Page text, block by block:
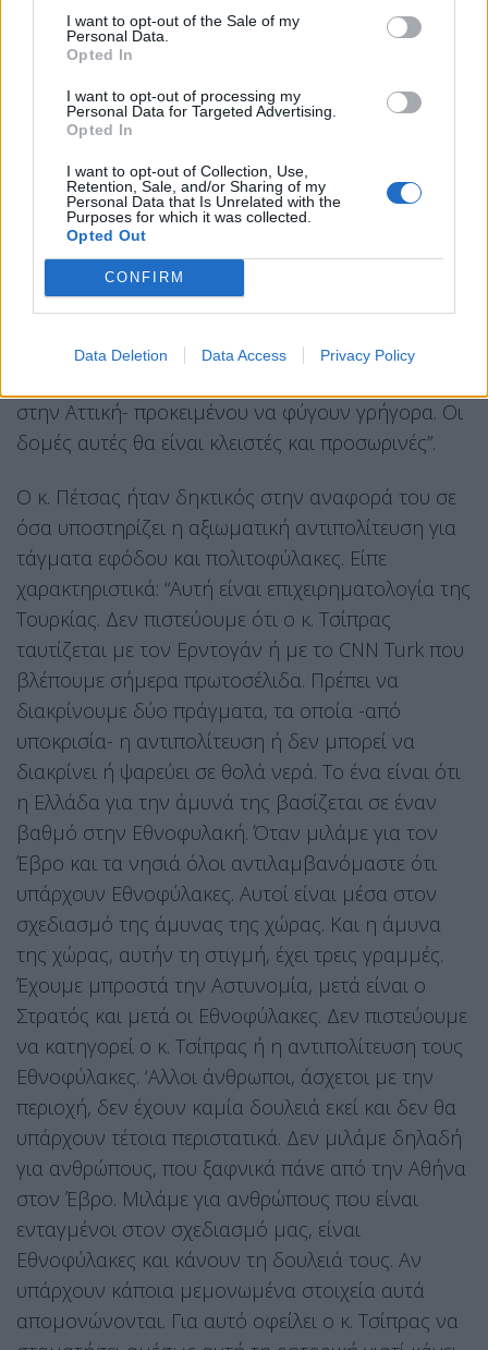
I want to opt-out of the Sale of my
Personal Data.
Opted In
I want to opt-out of processing my
Personal Data for Targeted Advertising.
Opted In
I want to opt-out of Collection, Use,
Retention, Sale, and/or Sharing of my
Personal Data that Is Unrelated with the
Purposes for which it was collected.
Opted Out
CONFIRM
Data Deletion Data Access Privacy Policy
αφορά την ενεργοποίηση του άρθρου 78 παρ. 3
της Συνθήκης. Τη διπλωματική στήριξη- όχι μόνο
εντοπίσει 100, 200, 300 ανθρώπους από το
Αφγανιστάν για παράδειγμα, να μην είναι μόνο ο
Έλληνας Πρέσβης που θα σηκώνει το τηλέφωνο
και θα ζητάει μια πτήση για να επιστρέψουν αυτοί
οι άνθρωποι στη χώρα τους, αλλά να είναι όλη η
ΕΕ που θα το ζητάει, για να πετύχουμε την άμεση
επιστροφή. Οι άνθρωποι που πέρασαν μετά την
Κυριακή θα μεταφερθούν σε κέντρα που θα
δημιουργηθούν κοντά σε αεροδρόμιο -για αυτό
στην Αττική- προκειμένου να φύγουν γρήγορα. Οι
δομές αυτές θα είναι κλειστές και προσωρινές”.
Ο κ. Πέτσας ήταν δηκτικός στην αναφορά του σε
όσα υποστηρίζει η αξιωματική αντιπολίτευση για
τάγματα εφόδου και πολιτοφύλακες. Είπε
χαρακτηριστικά: “Αυτή είναι επιχειρηματολογία της
Τουρκίας. Δεν πιστεύουμε ότι ο κ. Τσίπρας
ταυτίζεται με τον Ερντογάν ή με το CNN Turk που
βλέπουμε σήμερα πρωτοσέλιδα. Πρέπει να
διακρίνουμε δύο πράγματα, τα οποία -από
υποκρισία- η αντιπολίτευση ή δεν μπορεί να
διακρίνει ή ψαρεύει σε θολά νερά. Το ένα είναι ότι
η Ελλάδα για την άμυνά της βασίζεται σε έναν
βαθμό στην Εθνοφυλακή. Όταν μιλάμε για τον
Έβρο και τα νησιά όλοι αντιλαμβανόμαστε ότι
υπάρχουν Εθνοφύλακες. Αυτοί είναι μέσα στον
σχεδιασμό της άμυνας της χώρας. Και η άμυνα
της χώρας, αυτήν τη στιγμή, έχει τρεις γραμμές.
Έχουμε μπροστά την Αστυνομία, μετά είναι ο
Στρατός και μετά οι Εθνοφύλακες. Δεν πιστεύουμε
να κατηγορεί ο κ. Τσίπρας ή η αντιπολίτευση τους
Εθνοφύλακες. ‘Αλλοι άνθρωποι, άσχετοι με την
περιοχή, δεν έχουν καμία δουλειά εκεί και δεν θα
υπάρχουν τέτοια περιστατικά. Δεν μιλάμε δηλαδή
για ανθρώπους, που ξαφνικά πάνε από την Αθήνα
στον Έβρο. Μιλάμε για ανθρώπους που είναι
ενταγμένοι στον σχεδιασμό μας, είναι
Εθνοφύλακες και κάνουν τη δουλειά τους. Αν
υπάρχουν κάποια μεμονωμένα στοιχεία αυτά
απομονώνονται. Για αυτό οφείλει ο κ. Τσίπρας να